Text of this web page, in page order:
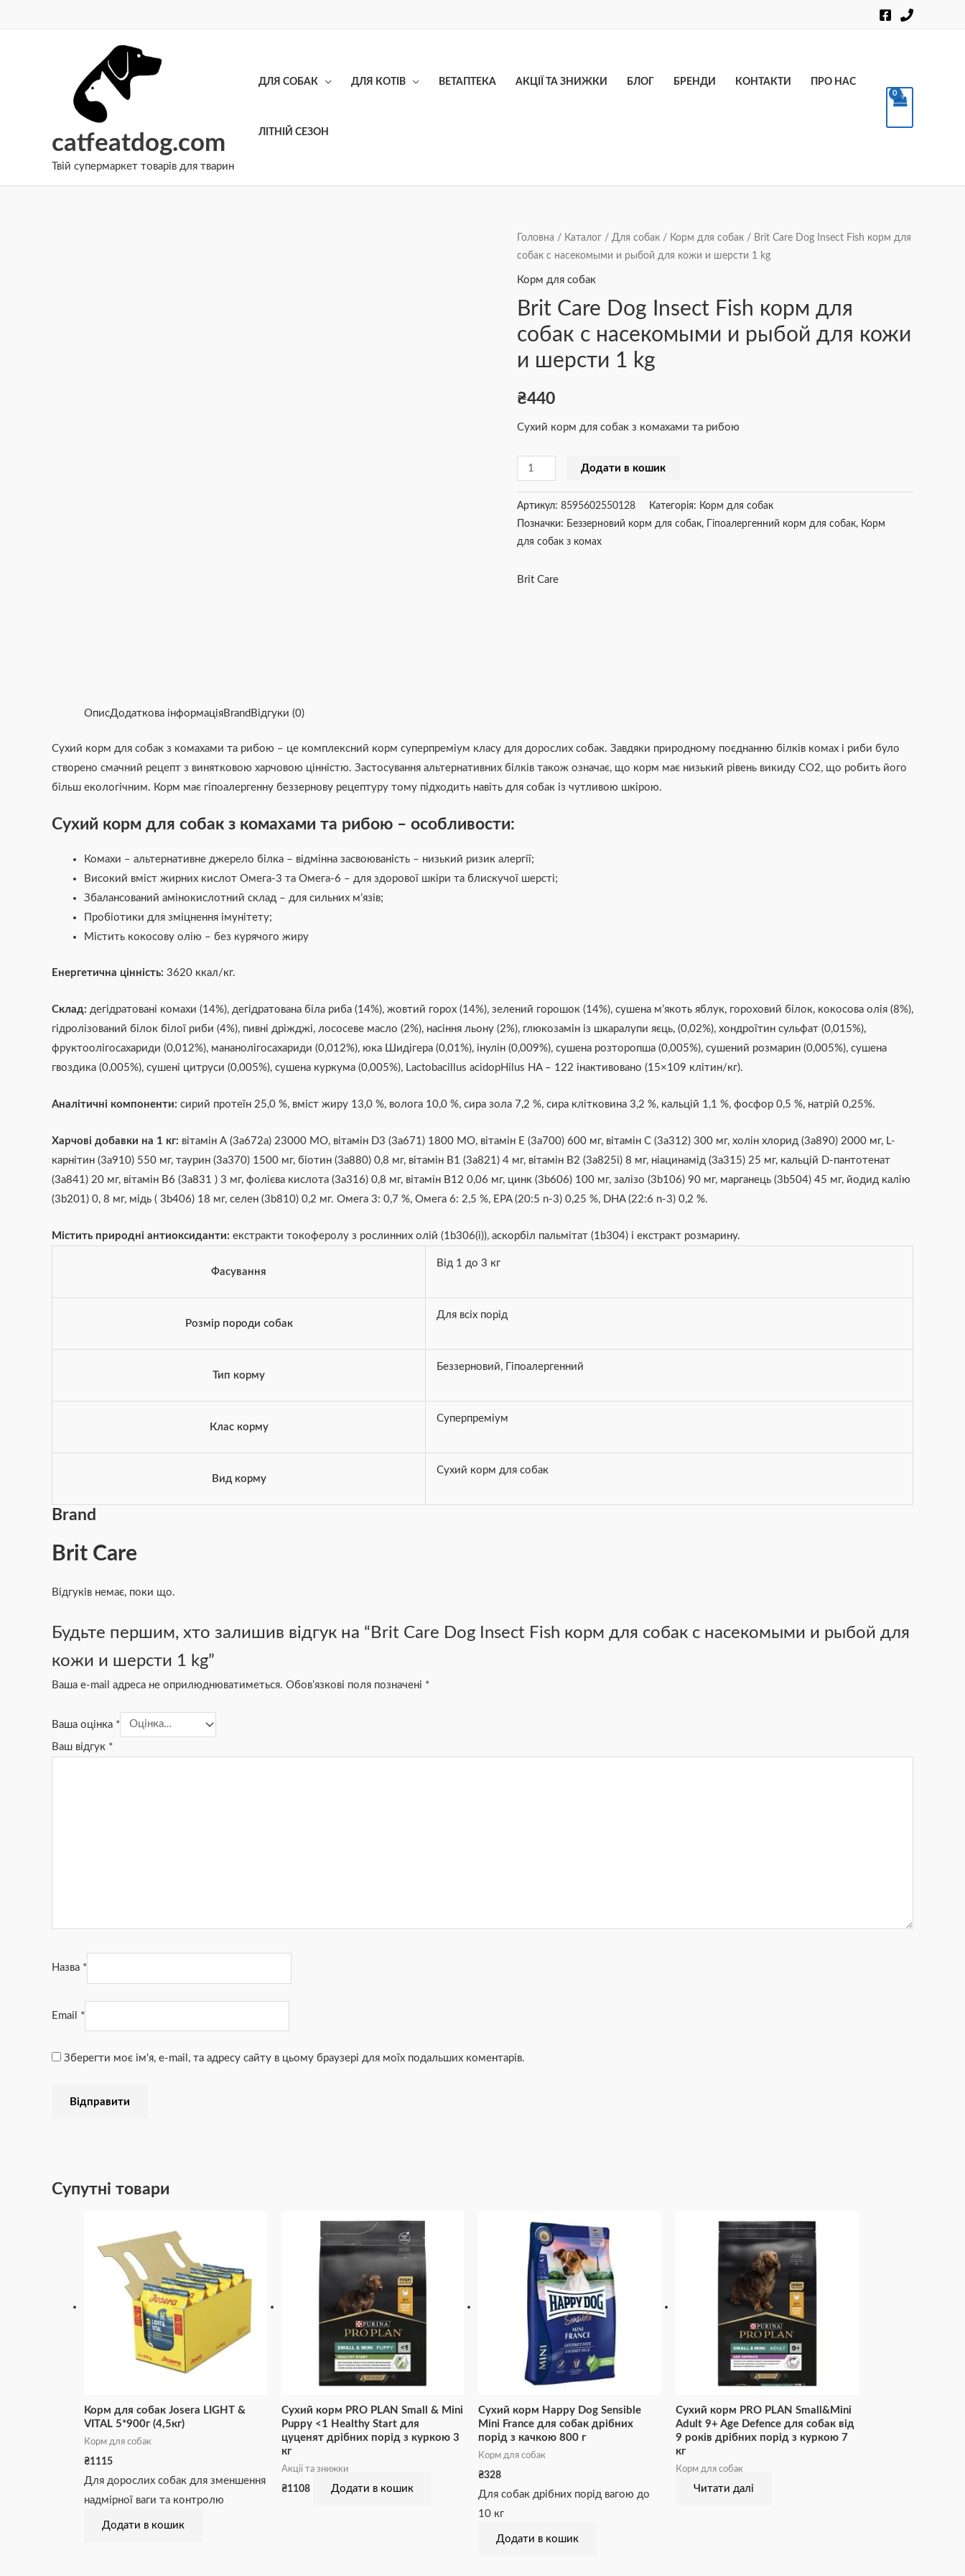
catfeatdog.com
Твій супермаркет товарів для тварин
ДЛЯ СОБАК ДЛЯ КОТІВ ВЕТАПТЕКА АКЦІЇ ТА ЗНИЖКИ БЛОГ БРЕНДИ КОНТАКТИ ПРО НАС
ЛІТНІЙ СЕЗОН
Головна / Каталог / Для собак / Корм для собак / Brit Care Dog Insect Fish корм для
собак с насекомыми и рыбой для кожи и шерсти 1 kg
Корм для собак
Brit Care Dog Insect Fish корм для
собак с насекомыми и рыбой для кожи
и шерсти 1 kg
₴440
Сухий корм для собак з комахами та рибою
Brit
Care
Dog
Fish
корм
для
с
и
для
кожи
и
шерсти
1
Додати в кошик
Артикул: 8595602550128 Категорія: Корм для собак
Позначки: Беззерновий корм для собак, Гіпоалергенний корм для собак, Корм
для собак з комах
Brit Care
ОписДодаткова інформаціяBrand Відгуки (0)
Сухий корм для собак з комахами та рибою – це комплексний корм суперпреміум класу для дорослих собак. Завдяки природному поєднанню білків комах і риби було
створено смачний рецепт з винятковою харчовою цінністю. Застосування альтернативних білків також означає, що корм має низький рівень викиду CO2, що робить його
більш екологічним. Корм має гіпоалергенну беззернову рецептуру тому підходить навіть для собак із чутливою шкірою.
Сухий корм для собак з комахами та рибою – особливости:
Комахи – альтернативне джерело білка – відмінна засвоюваність – низький ризик алергії;
Високий вміст жирних кислот Омега-3 та Омега-6 – для здорової шкіри та блискучої шерсті;
Збалансований амінокислотний склад – для сильних м’язів;
Пробіотики для зміцнення імунітету;
Містить кокосову олію – без курячого жиру
Енергетична цінність: 3620 ккал/кг.
Склад: дегідратовані комахи (14%), дегідратована біла риба (14%), жовтий горох (14%), зелений горошок (14%), сушена м’якоть яблук, гороховий білок, кокосова олія (8%),
гідролізований білок білої риби (4%), пивні дріжджі, лососеве масло (2%), насіння льону (2%), глюкозамін із шкаралупи яєць, (0,02%), хондроїтин сульфат (0,015%),
фруктоолігосахариди (0,012%), мананолігосахариди (0,012%), юка Шидігера (0,01%), інулін (0,009%), сушена розторопша (0,005%), сушений розмарин (0,005%), сушена
гвоздика (0,005%), сушені цитруси (0,005%), сушена куркума (0,005%), Lactobacillus acidopHilus HA – 122 інактивовано (15×109 клітин/кг).
Аналітичні компоненти: сирий протеїн 25,0 %, вміст жиру 13,0 %, волога 10,0 %, сира зола 7,2 %, сира клітковина 3,2 %, кальцій 1,1 %, фосфор 0,5 %, натрій 0,25%.
Харчові добавки на 1 кг: вітамін А (3a672a) 23000 МО, вітамін D3 (3a671) 1800 МО, вітамін Е (3a700) 600 мг, вітамін С (3a312) 300 мг, холін хлорид (3a890) 2000 мг, L-
карнітин (3a910) 550 мг, таурин (3a370) 1500 мг, біотин (3a880) 0,8 мг, вітамін B1 (3a821) 4 мг, вітамін B2 (3a825i) 8 мг, ніацинамід (3a315) 25 мг, кальцій D-пантотенат
(3a841) 20 мг, вітамін B6 (3a831 ) 3 мг, фолієва кислота (3a316) 0,8 мг, вітамін B12 0,06 мг, цинк (3b606) 100 мг, залізо (3b106) 90 мг, марганець (3b504) 45 мг, йодид калію
(3b201) 0, 8 мг, мідь ( 3b406) 18 мг, селен (3b810) 0,2 мг. Омега 3: 0,7 %, Oмега 6: 2,5 %, EPA (20:5 n-3) 0,25 %, DHA (22:6 n-3) 0,2 %.
Містить природні антиоксиданти: екстракти токоферолу з рослинних олій (1b306(i)), аскорбіл пальмітат (1b304) і екстракт розмарину.
Фасування
Від 1 до 3 кг
Розмір породи собак
Для всіх порід
Тип корму
Беззерновий, Гіпоалергенний
Клас корму
Суперпреміум
Вид корму
Сухий корм для собак
Brand
Brit Care
Відгуків немає, поки що.
Будьте першим, хто залишив відгук на “Brit Care Dog Insect Fish корм для собак с насекомыми и рыбой для
кожи и шерсти 1 kg”
Ваша e-mail адреса не оприлюднюватиметься. Обов’язкові поля позначені *
Ваша оцінка *
Ваш відгук *
Назва *
Email *
Зберегти моє ім'я, e-mail, та адресу сайту в цьому браузері для моїх подальших коментарів.
Супутні товари
Корм для собак Josera LIGHT &
VITAL 5*900г (4,5кг)
Корм для собак
₴1115
Для дорослих собак для зменшення
надмірної ваги та контролю
Додати в кошик
Сухий корм PRO PLAN Small & Mini
Puppy <1 Healthy Start для
цуценят дрібних порід з куркою 3
кг
Акції та знижки
₴1108 Додати в кошик
Сухий корм Happy Dog Sensible
Mini France для собак дрібних
порід з качкою 800 г
Корм для собак
₴328
Для собак дрібних порід вагою до
10 кг
Додати в кошик
Сухий корм PRO PLAN Small&Mini
Adult 9+ Age Defence для собак від
9 років дрібних порід з куркою 7
кг
Корм для собак
Читати далі